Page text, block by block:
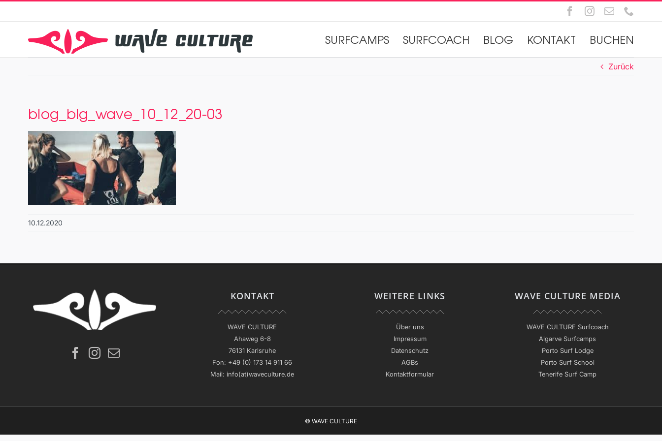
Facebook
Instagram
E-
Mail
SURFCAMPS SURFCOACH BLOG KONTAKT BUCHEN
Zurück
blog_big_wave_10_12_20-03
10.12.2020
KONTAKT
WAVE CULTURE
Ahaweg 6-8
76131 Karlsruhe
Fon: +49 (0) 173 14 911 66
Mail: info(at)waveculture.de
WEITERE LINKS
Über uns
Impressum
Datenschutz
AGBs
Kontaktformular
WAVE CULTURE MEDIA
WAVE CULTURE Surfcoach
Algarve Surfcamps
Porto Surf Lodge
Porto Surf School
Tenerife Surf Camp
© WAVE CULTURE